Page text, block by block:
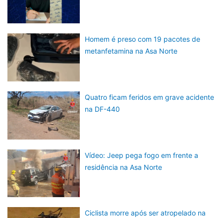
Homem é preso com 19 pacotes de
metanfetamina na Asa Norte
Quatro ficam feridos em grave acidente
na DF-440
Vídeo: Jeep pega fogo em frente a
residência na Asa Norte
Ciclista morre após ser atropelado na